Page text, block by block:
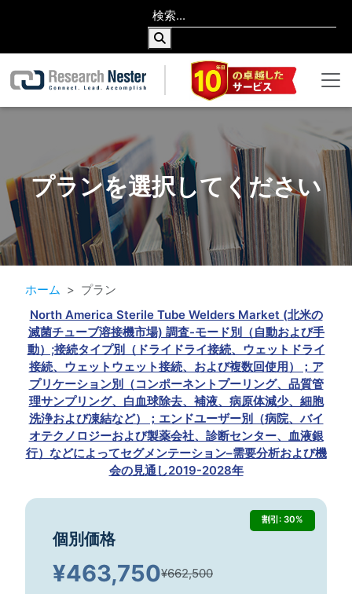
プランを選択してください
ホーム
プラン
North America Sterile Tube Welders Market (北米の
滅菌チューブ溶接機市場) 調査-モード別（自動および手
動）;接続タイプ別（ドライドライ接続、ウェットドライ
接続、ウェットウェット接続、および複数回使用）；ア
プリケーション別（コンポーネントプーリング、品質管
理サンプリング、白血球除去、補液、病原体減少、細胞
洗浄および凍結など）；エンドユーザー別（病院、バイ
オテクノロジーおよび製薬会社、診断センター、血液銀
行）などによってセグメンテーション–需要分析および機
会の見通し2019-2028年
割引: 30%
個別価格
¥463,750¥662,500